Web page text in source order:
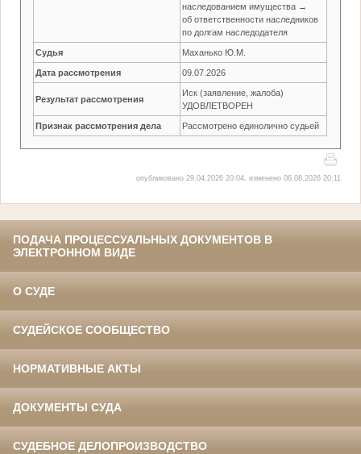
наследованием имущества →
об ответственности наследников
по долгам наследодателя
Судья Маханько Ю.М.
Дата рассмотрения 09.07.2026
Результат рассмотрения
Иск (заявление, жалоба)
УДОВЛЕТВОРЕН
Признак рассмотрения дела Рассмотрено единолично судьей
опубликовано 29.04.2026 20:04, изменено 06.08.2026 20:11
ПОДАЧА ПРОЦЕССУАЛЬНЫХ ДОКУМЕНТОВ В
ЭЛЕКТРОННОМ ВИДЕ
О СУДЕ
СУДЕЙСКОЕ СООБЩЕСТВО
НОРМАТИВНЫЕ АКТЫ
ДОКУМЕНТЫ СУДА
СУДЕБНОЕ ДЕЛОПРОИЗВОДСТВО